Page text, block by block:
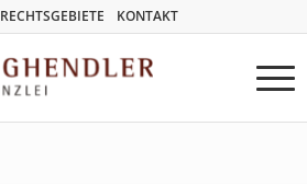
RECHTSGEBIETE KONTAKT